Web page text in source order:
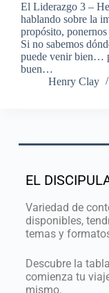
El Liderazgo 3 –
hablando sobre la
propósito,
Si no sabemos
puede venir bien…
buen…
Henry Clay
EL
Variedad de
disponibles,
temas y
Descubre la
comienza tu
mismo.